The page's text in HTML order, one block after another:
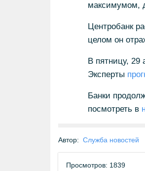
максимумом,
Центробанк
целом он
В пятницу, 29
Эксперты
Банки
посмотреть в
Автор: Служба новостей
Просмотров: 1839